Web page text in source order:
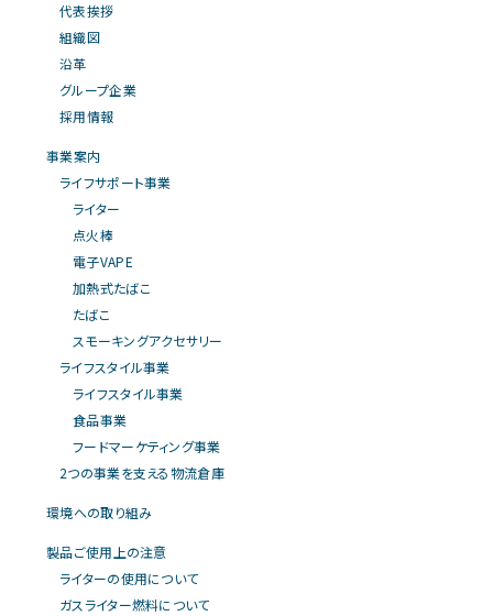
代表挨拶
組織図
沿革
グループ企業
採用情報
事業案内
ライフサポート事業
ライター
点火棒
電子VAPE
加熱式たばこ
たばこ
スモーキングアクセサリー
ライフスタイル事業
ライフスタイル事業
食品事業
フードマーケティング事業
2つの事業を支える物流倉庫
環境への取り組み
製品ご使用上の注意
ライターの使用について
ガスライター燃料について